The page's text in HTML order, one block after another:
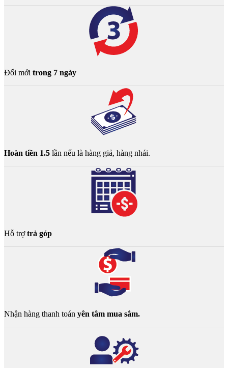
Đổi mới trong 7 ngày
Hoàn tiền 1.5 lần nếu là hàng giả, hàng nhái.
Hỗ trợtrả góp
Nhận hàng thanh toán yên tâm mua sắm.